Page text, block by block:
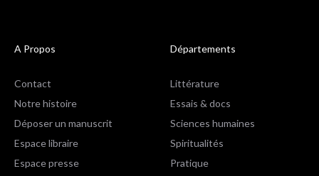
A Propos
Contact
Notre histoire
Déposer un manuscrit
Espace libraire
Espace presse
Départements
Littérature
Essais & docs
Sciences humaines
Spiritualités
Pratique